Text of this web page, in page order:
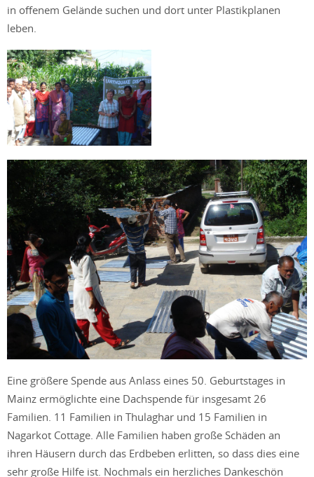
in offenem Gelände suchen und dort unter Plastikplanen
leben.
Eine größere Spende aus Anlass eines 50. Geburtstages in
Mainz ermöglichte eine Dachspende für insgesamt 26
Familien. 11 Familien in Thulaghar und 15 Familien in
Nagarkot Cottage. Alle Familien haben große Schäden an
ihren Häusern durch das Erdbeben erlitten, so dass dies eine
sehr große Hilfe ist. Nochmals ein herzliches Dankeschön